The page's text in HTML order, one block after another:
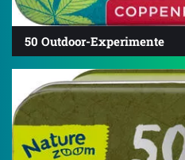
50 Outdoor-Experimente